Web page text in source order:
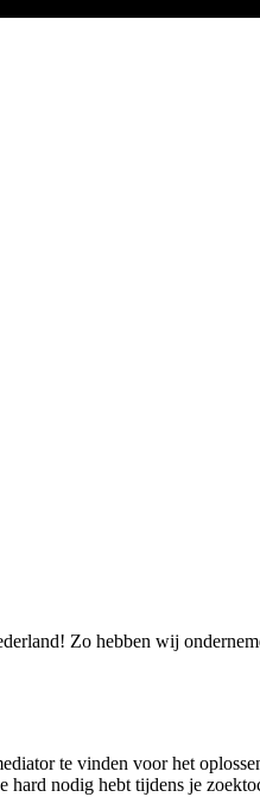
Zo hebben wij
te vinden voor het
nodig hebt tijdens je